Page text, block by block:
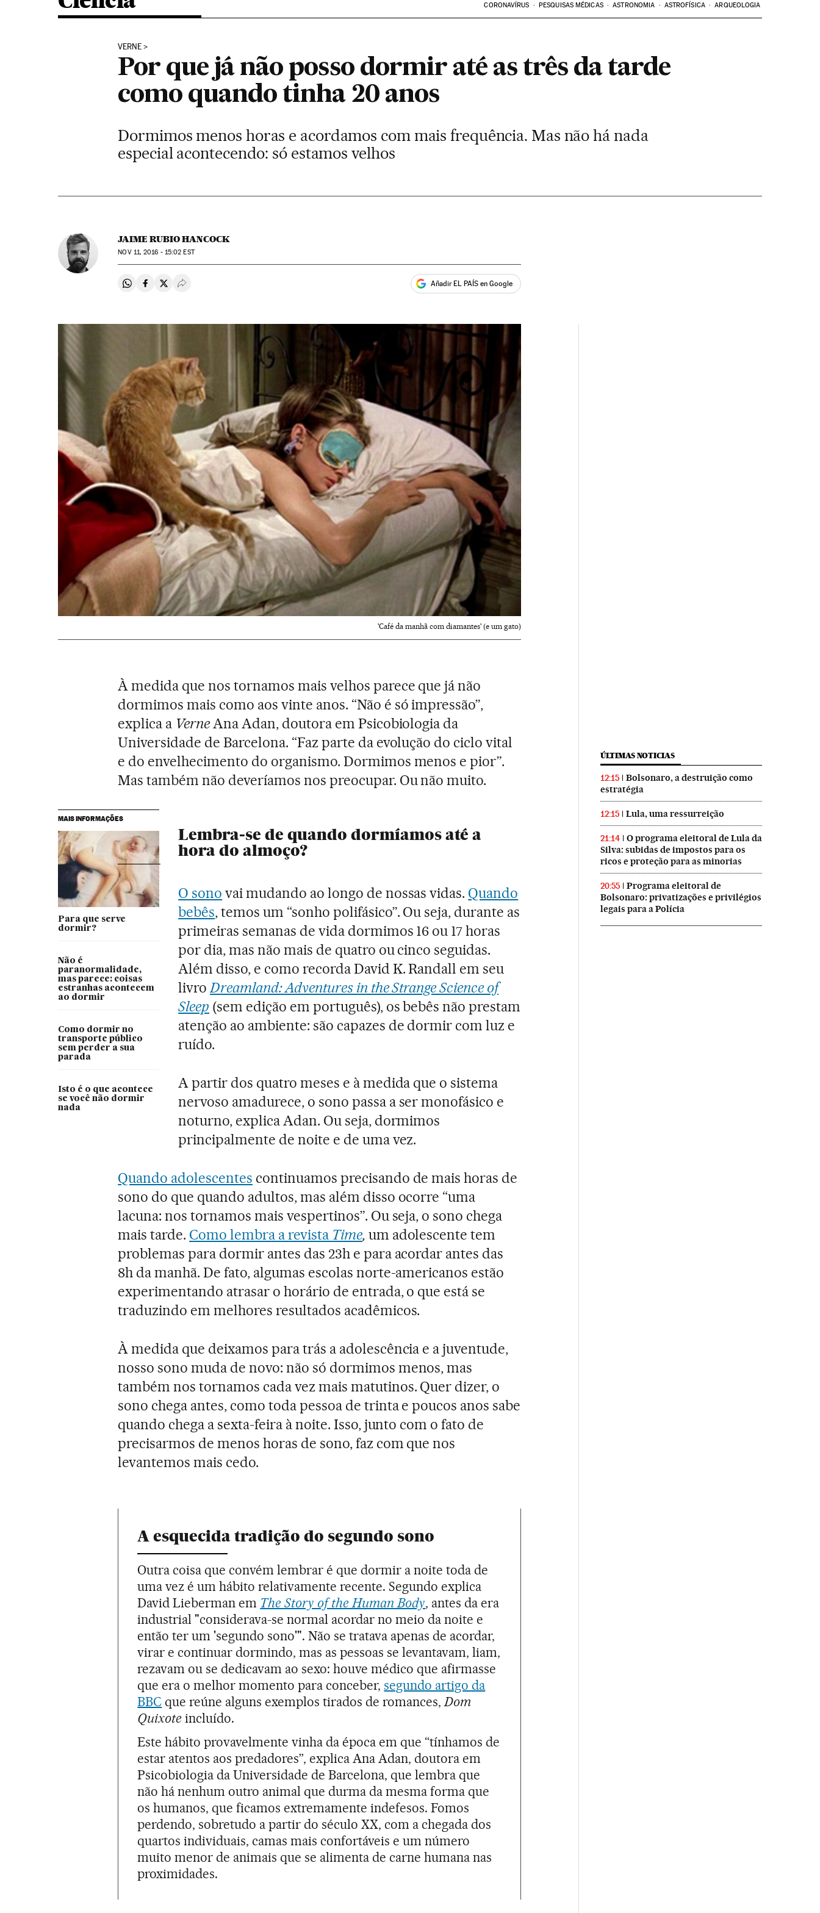
CORONAVÍRUS PESQUISAS MÉDICAS ASTRONOMIA ASTROFÍSICA ARQUEOLOGIA
VERNE
Por que já não posso dormir até as três da tarde
como quando tinha 20 anos
Dormimos menos horas e acordamos com mais frequência. Mas não há nada
especial acontecendo: só estamos velhos
JAIME RUBIO HANCOCK
NOV11, 2016 - 15:02 EST
Compartir en Whatsapp
Compartir en Facebook
Compartir en Twitter
Desplegar Redes Sociales Añadir EL PAÍS en Google
'Café da manhã com diamantes' (e um gato)
À medida que nos tornamos mais velhos parece que já não
dormimos mais como aos vinte anos. “Não é só impressão”,
explica a VerneAna Adan, doutora em Psicobiologia da
Universidade de Barcelona. “Faz parte da evolução do ciclo vital
e do envelhecimento do organismo. Dormimos menos e pior”.
Mas também não deveríamos nos preocupar. Ou não muito.
MAIS INFORMAÇÕES
Para que serve
dormir?
Não é
paranormalidade,
mas parece: coisas
estranhas acontecem
ao dormir
Como dormir no
transporte público
sem perder a sua
parada
Isto é o que acontece
se você não dormir
nada
Lembra-se de quando dormíamos até a
hora do almoço?
O sono vai mudando ao longo de nossas vidas. Quando
bebês, temos um “sonho polifásico”. Ou seja, durante as
primeiras semanas de vida dormimos 16 ou 17 horas
por dia, mas não mais de quatro ou cinco seguidas.
Além disso, e como recorda David K. Randall em seu
livroDreamland: Adventures in the Strange Science of
Sleep (sem edição em português), os bebês não prestam
atenção ao ambiente: são capazes de dormir com luz e
ruído.
A partir dos quatro meses e à medida que o sistema
nervoso amadurece, o sono passa a ser monofásico e
noturno, explica Adan. Ou seja, dormimos
principalmente de noite e de uma vez.
Quando adolescentes continuamos precisando de mais horas de
sono do que quando adultos, mas além disso ocorre “uma
lacuna: nos tornamos mais vespertinos”. Ou seja, o sono chega
mais tarde. Como lembra a revista Time, um adolescente tem
problemas para dormir antes das 23h e para acordar antes das
8h da manhã. De fato, algumas escolas norte-americanos estão
experimentando atrasar o horário de entrada, o que está se
traduzindo em melhores resultados acadêmicos.
À medida que deixamos para trás a adolescência e a juventude,
nosso sono muda de novo: não só dormimos menos, mas
também nos tornamos cada vez mais matutinos. Quer dizer, o
sono chega antes, como toda pessoa de trinta e poucos anos sabe
quando chega a sexta-feira à noite. Isso, junto com o fato de
precisarmos de menos horas de sono, faz com que nos
levantemos mais cedo.
A esquecida tradição do segundo sono
Outra coisa que convém lembrar é que dormir a noite toda de
uma vez é um hábito relativamente recente. Segundo explica
David Lieberman em The Story of the Human Body, antes da era
industrial "considerava-se normal acordar no meio da noite e
então ter um 'segundo sono'". Não se tratava apenas de acordar,
virar e continuar dormindo, mas as pessoas se levantavam, liam,
rezavam ou se dedicavam ao sexo: houve médico que afirmasse
que era o melhor momento para conceber,segundo artigo da
BBC que reúne alguns exemplos tirados de romances,Dom
Quixote incluído.
Este hábito provavelmente vinha da época em que “tínhamos de
estar atentos aos predadores”, explica Ana Adan, doutora em
Psicobiologia da Universidade de Barcelona, que lembra que
não há nenhum outro animal que durma da mesma forma que
os humanos, que ficamos extremamente indefesos. Fomos
perdendo, sobretudo a partir do século XX, com a chegada dos
quartos individuais, camas mais confortáveis e um número
muito menor de animais que se alimenta de carne humana nas
proximidades.
ÚLTIMAS NOTICIAS
12:15
Bolsonaro, a destruição como
estratégia
12:15 Lula, uma ressurreição
21:14
O programa eleitoral de Lula da
Silva: subidas de impostos para os
ricos e proteção para as minorias
20:55
Programa eleitoral de
Bolsonaro: privatizações e privilégios
legais para a Polícia